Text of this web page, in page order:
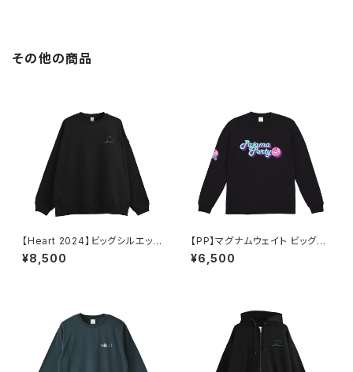
その他の商品
【Heart 2024】ビッグシルエット
裏パイル スウェット（ブラック）
¥8,500
【PP】マグナムウェイト ビッグシ
ルエット ロングスリーブ（ブラッ
ク）
¥6,500